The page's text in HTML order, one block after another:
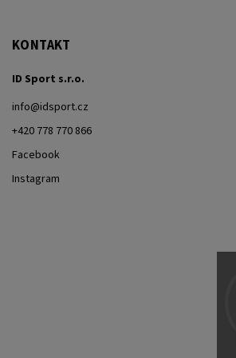
KONTAKT
ID Sport s.r.o.
info@idsport.cz
+420 778 770 866
Facebook
Instagram